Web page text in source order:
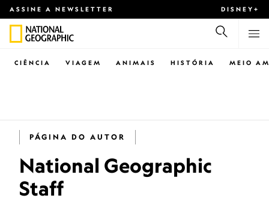
ASSINE A NEWSLETTER DISNEY+
CIÊNCIA VIAGEM ANIMAIS HISTÓRIA MEIO
PÁGINA DO AUTOR
National Geographic
Staff